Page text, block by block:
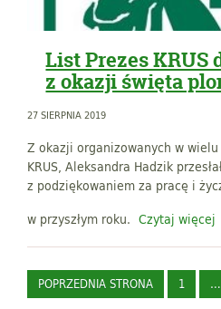
List Prezes KRUS
z okazji święta
27 SIERPNIA 2019
Z okazji organizowanych w
KRUS, Aleksandra Hadzik
z podziękowaniem za pracę i
w przyszłym roku. Czytaj więcej
POPRZEDNIA STRONA 1 …